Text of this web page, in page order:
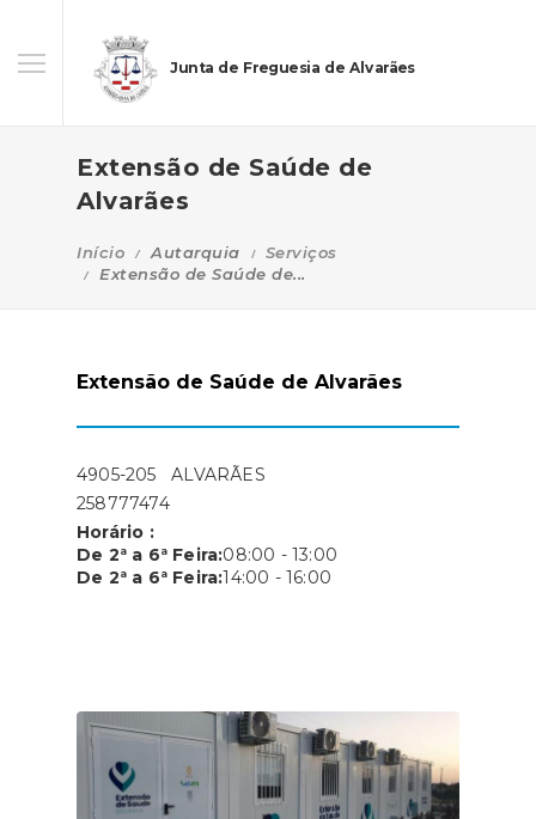
Junta de Freguesia de Alvarães
Extensão de Saúde de
Alvarães
Início Autarquia
Serviços
Extensão de Saúde de...
Extensão de Saúde de Alvarães
4905-205 ALVARÃES
258777474
Horário :
De 2ª a 6ª Feira:08:00 - 13:00
De 2ª a 6ª Feira:14:00 - 16:00